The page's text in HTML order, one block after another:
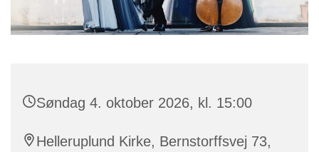
Søndag 4. oktober 2026, kl. 15:00
Helleruplund Kirke, Bernstorffsvej 73,